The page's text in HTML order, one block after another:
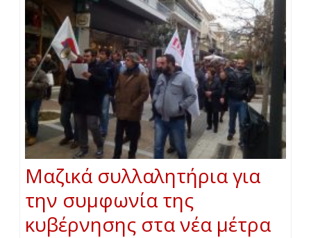
Μαζικά συλλαλητήρια για
την συμφωνία της
κυβέρνησης στα νέα μέτρα